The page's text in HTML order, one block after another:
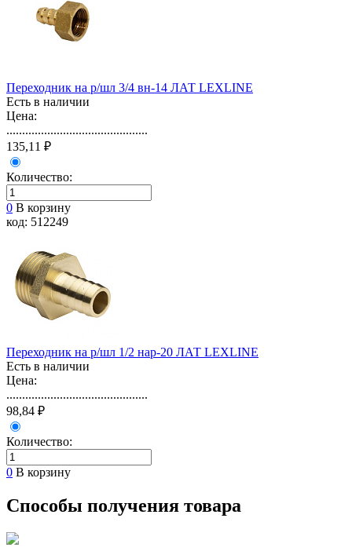
Переходник на р/шл 3/4 вн-14 ЛАТ LEXLINE
Есть в наличии
Цена:
.............................................
135,11 ₽
Количество:
0 В корзину
код: 512249
Переходник на р/шл 1/2 нар-20 ЛАТ LEXLINE
Есть в наличии
Цена:
.............................................
98,84 ₽
Количество:
0 В корзину
Способы получения товара